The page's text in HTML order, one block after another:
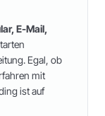
E-Mail,
Egal, ob
mit
ist auf